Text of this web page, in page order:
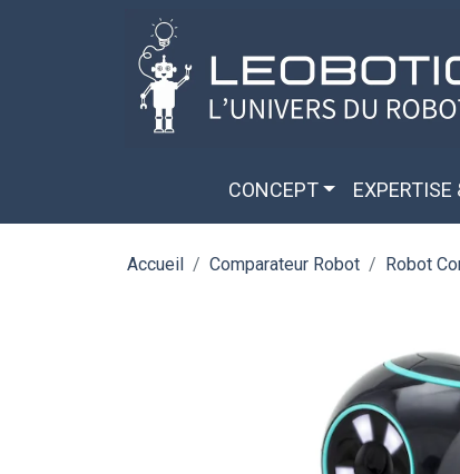
Aller au contenu principal
CONCEPT EXPERTISE
Accueil Comparateur Robot Robot
Panneau de gestion des cookies